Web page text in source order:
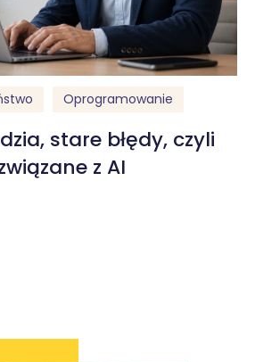
Oprogramowanie
stare błędy, czyli
z AI